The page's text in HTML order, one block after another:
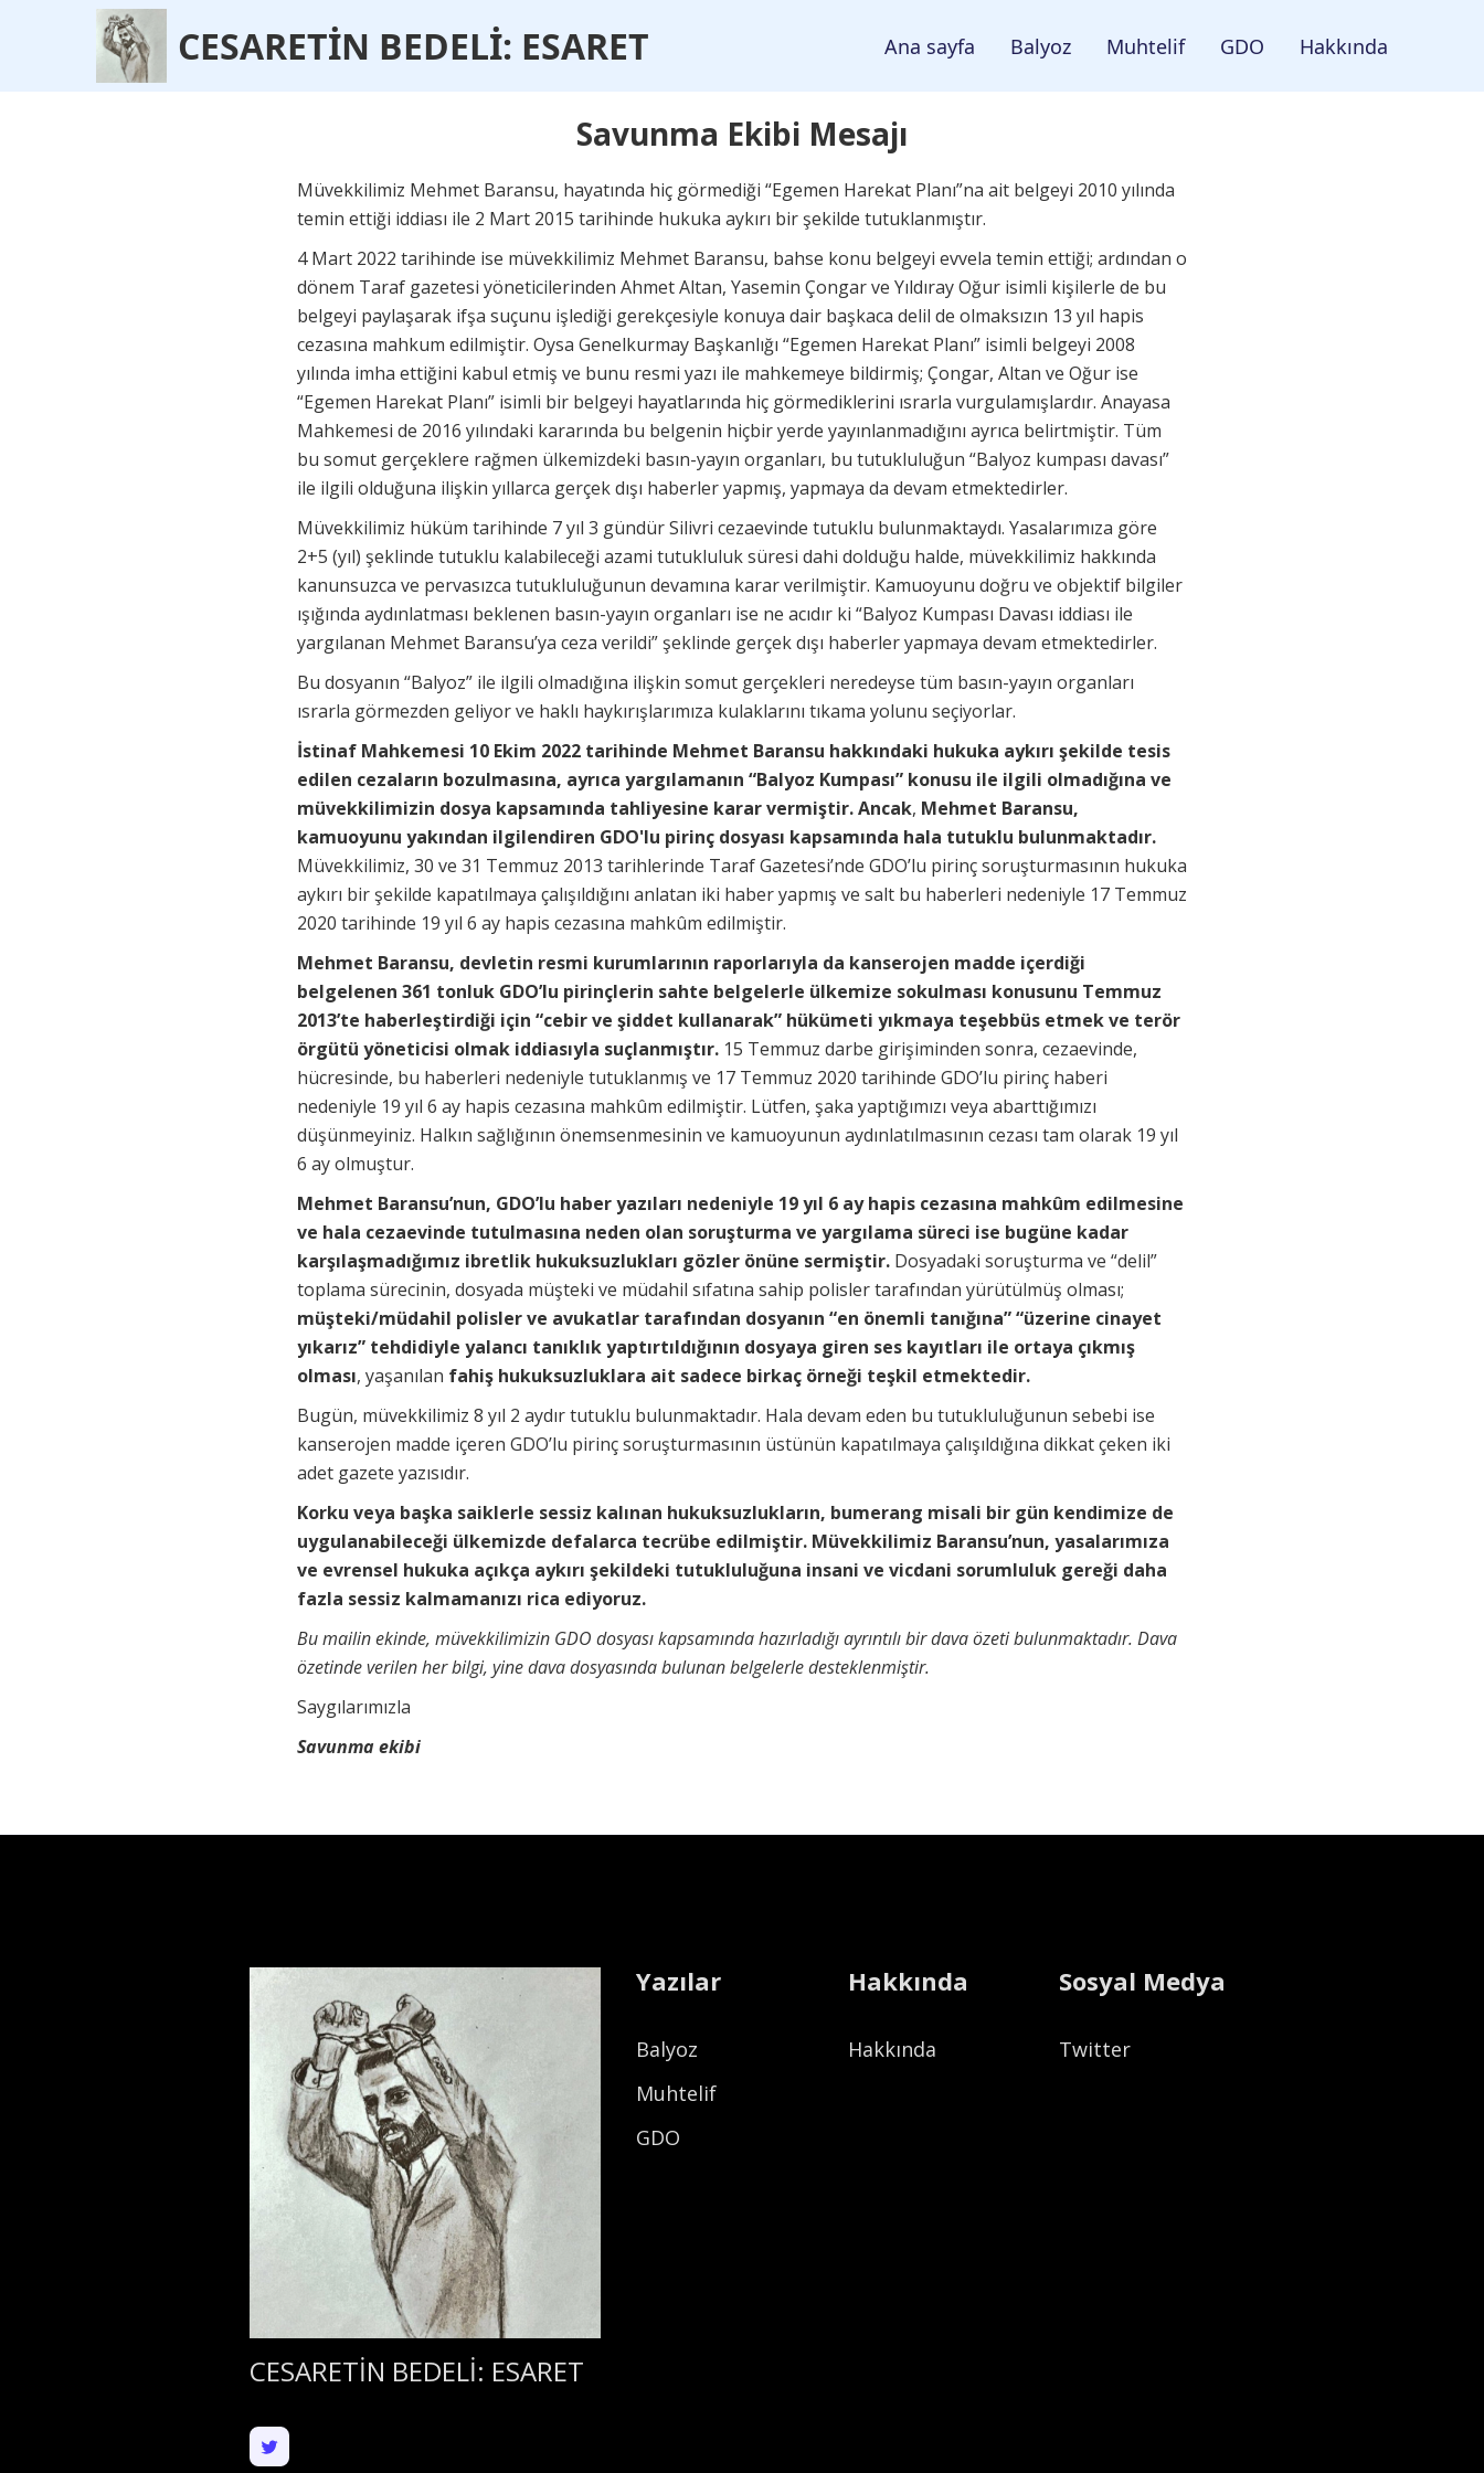
CESARETİN BEDELİ: ESARET Ana sayfa Balyoz Muhtelif GDO Hakkında
Savunma Ekibi Mesajı
Müvekkilimiz Mehmet Baransu, hayatında hiç görmediği “Egemen Harekat Planı”na ait belgeyi 2010 yılında
temin ettiği iddiası ile 2 Mart 2015 tarihinde hukuka aykırı bir şekilde tutuklanmıştır.
4 Mart 2022 tarihinde ise müvekkilimiz Mehmet Baransu, bahse konu belgeyi evvela temin ettiği; ardından o
dönem Taraf gazetesi yöneticilerinden Ahmet Altan, Yasemin Çongar ve Yıldıray Oğur isimli kişilerle de bu
belgeyi paylaşarak ifşa suçunu işlediği gerekçesiyle konuya dair başkaca delil de olmaksızın 13 yıl hapis
cezasına mahkum edilmiştir. Oysa Genelkurmay Başkanlığı “Egemen Harekat Planı” isimli belgeyi 2008
yılında imha ettiğini kabul etmiş ve bunu resmi yazı ile mahkemeye bildirmiş; Çongar, Altan ve Oğur ise
“Egemen Harekat Planı” isimli bir belgeyi hayatlarında hiç görmediklerini ısrarla vurgulamışlardır. Anayasa
Mahkemesi de 2016 yılındaki kararında bu belgenin hiçbir yerde yayınlanmadığını ayrıca belirtmiştir. Tüm
bu somut gerçeklere rağmen ülkemizdeki basın-yayın organları, bu tutukluluğun “Balyoz kumpası davası”
ile ilgili olduğuna ilişkin yıllarca gerçek dışı haberler yapmış, yapmaya da devam etmektedirler.
Müvekkilimiz hüküm tarihinde 7 yıl 3 gündür Silivri cezaevinde tutuklu bulunmaktaydı. Yasalarımıza göre
2+5 (yıl) şeklinde tutuklu kalabileceği azami tutukluluk süresi dahi dolduğu halde, müvekkilimiz hakkında
kanunsuzca ve pervasızca tutukluluğunun devamına karar verilmiştir. Kamuoyunu doğru ve objektif bilgiler
ışığında aydınlatması beklenen basın-yayın organları ise ne acıdır ki “Balyoz Kumpası Davası iddiası ile
yargılanan Mehmet Baransu’ya ceza verildi” şeklinde gerçek dışı haberler yapmaya devam etmektedirler.
Bu dosyanın “Balyoz” ile ilgili olmadığına ilişkin somut gerçekleri neredeyse tüm basın-yayın organları
ısrarla görmezden geliyor ve haklı haykırışlarımıza kulaklarını tıkama yolunu seçiyorlar.
İstinaf Mahkemesi 10 Ekim 2022 tarihinde Mehmet Baransu hakkındaki hukuka aykırı şekilde tesis
edilen cezaların bozulmasına, ayrıca yargılamanın “Balyoz Kumpası” konusu ile ilgili olmadığına ve
müvekkilimizin dosya kapsamında tahliyesine karar vermiştir. Ancak, Mehmet Baransu,
kamuoyunu yakından ilgilendiren GDO'lu pirinç dosyası kapsamında hala tutuklu bulunmaktadır.
Müvekkilimiz, 30 ve 31 Temmuz 2013 tarihlerinde Taraf Gazetesi’nde GDO’lu pirinç soruşturmasının hukuka
aykırı bir şekilde kapatılmaya çalışıldığını anlatan iki haber yapmış ve salt bu haberleri nedeniyle 17 Temmuz
2020 tarihinde 19 yıl 6 ay hapis cezasına mahkûm edilmiştir.
Mehmet Baransu, devletin resmi kurumlarının raporlarıyla da kanserojen madde içerdiği
belgelenen 361 tonluk GDO’lu pirinçlerin sahte belgelerle ülkemize sokulması konusunu Temmuz
2013’te haberleştirdiği için “cebir ve şiddet kullanarak” hükümeti yıkmaya teşebbüs etmek ve terör
örgütü yöneticisi olmak iddiasıyla suçlanmıştır. 15 Temmuz darbe girişiminden sonra, cezaevinde,
hücresinde, bu haberleri nedeniyle tutuklanmış ve 17 Temmuz 2020 tarihinde GDO’lu pirinç haberi
nedeniyle 19 yıl 6 ay hapis cezasına mahkûm edilmiştir. Lütfen, şaka yaptığımızı veya abarttığımızı
düşünmeyiniz. Halkın sağlığının önemsenmesinin ve kamuoyunun aydınlatılmasının cezası tam olarak 19 yıl
6 ay olmuştur.
Mehmet Baransu’nun, GDO’lu haber yazıları nedeniyle 19 yıl 6 ay hapis cezasına mahkûm edilmesine
ve hala cezaevinde tutulmasına neden olan soruşturma ve yargılama süreci ise bugüne kadar
karşılaşmadığımız ibretlik hukuksuzlukları gözler önüne sermiştir. Dosyadaki soruşturma ve “delil”
toplama sürecinin, dosyada müşteki ve müdahil sıfatına sahip polisler tarafından yürütülmüş olması;
müşteki/müdahil polisler ve avukatlar tarafından dosyanın “en önemli tanığına” “üzerine cinayet
yıkarız” tehdidiyle yalancı tanıklık yaptırtıldığının dosyaya giren ses kayıtları ile ortaya çıkmış
olması, yaşanılan fahiş hukuksuzluklara ait sadece birkaç örneği teşkil etmektedir.
Bugün, müvekkilimiz 8 yıl 2 aydır tutuklu bulunmaktadır. Hala devam eden bu tutukluluğunun sebebi ise
kanserojen madde içeren GDO’lu pirinç soruşturmasının üstünün kapatılmaya çalışıldığına dikkat çeken iki
adet gazete yazısıdır.
Korku veya başka saiklerle sessiz kalınan hukuksuzlukların, bumerang misali bir gün kendimize de
uygulanabileceği ülkemizde defalarca tecrübe edilmiştir. Müvekkilimiz Baransu’nun, yasalarımıza
ve evrensel hukuka açıkça aykırı şekildeki tutukluluğuna insani ve vicdani sorumluluk gereği daha
fazla sessiz kalmamanızı rica ediyoruz.
Bu mailin ekinde, müvekkilimizin GDO dosyası kapsamında hazırladığı ayrıntılı bir dava özeti bulunmaktadır. Dava
özetinde verilen her bilgi, yine dava dosyasında bulunan belgelerle desteklenmiştir.
Saygılarımızla
Savunma ekibi
CESARETİN BEDELİ: ESARET
Yazılar
Balyoz
Muhtelif
GDO
Hakkında
Hakkında
Sosyal Medya
Twitter